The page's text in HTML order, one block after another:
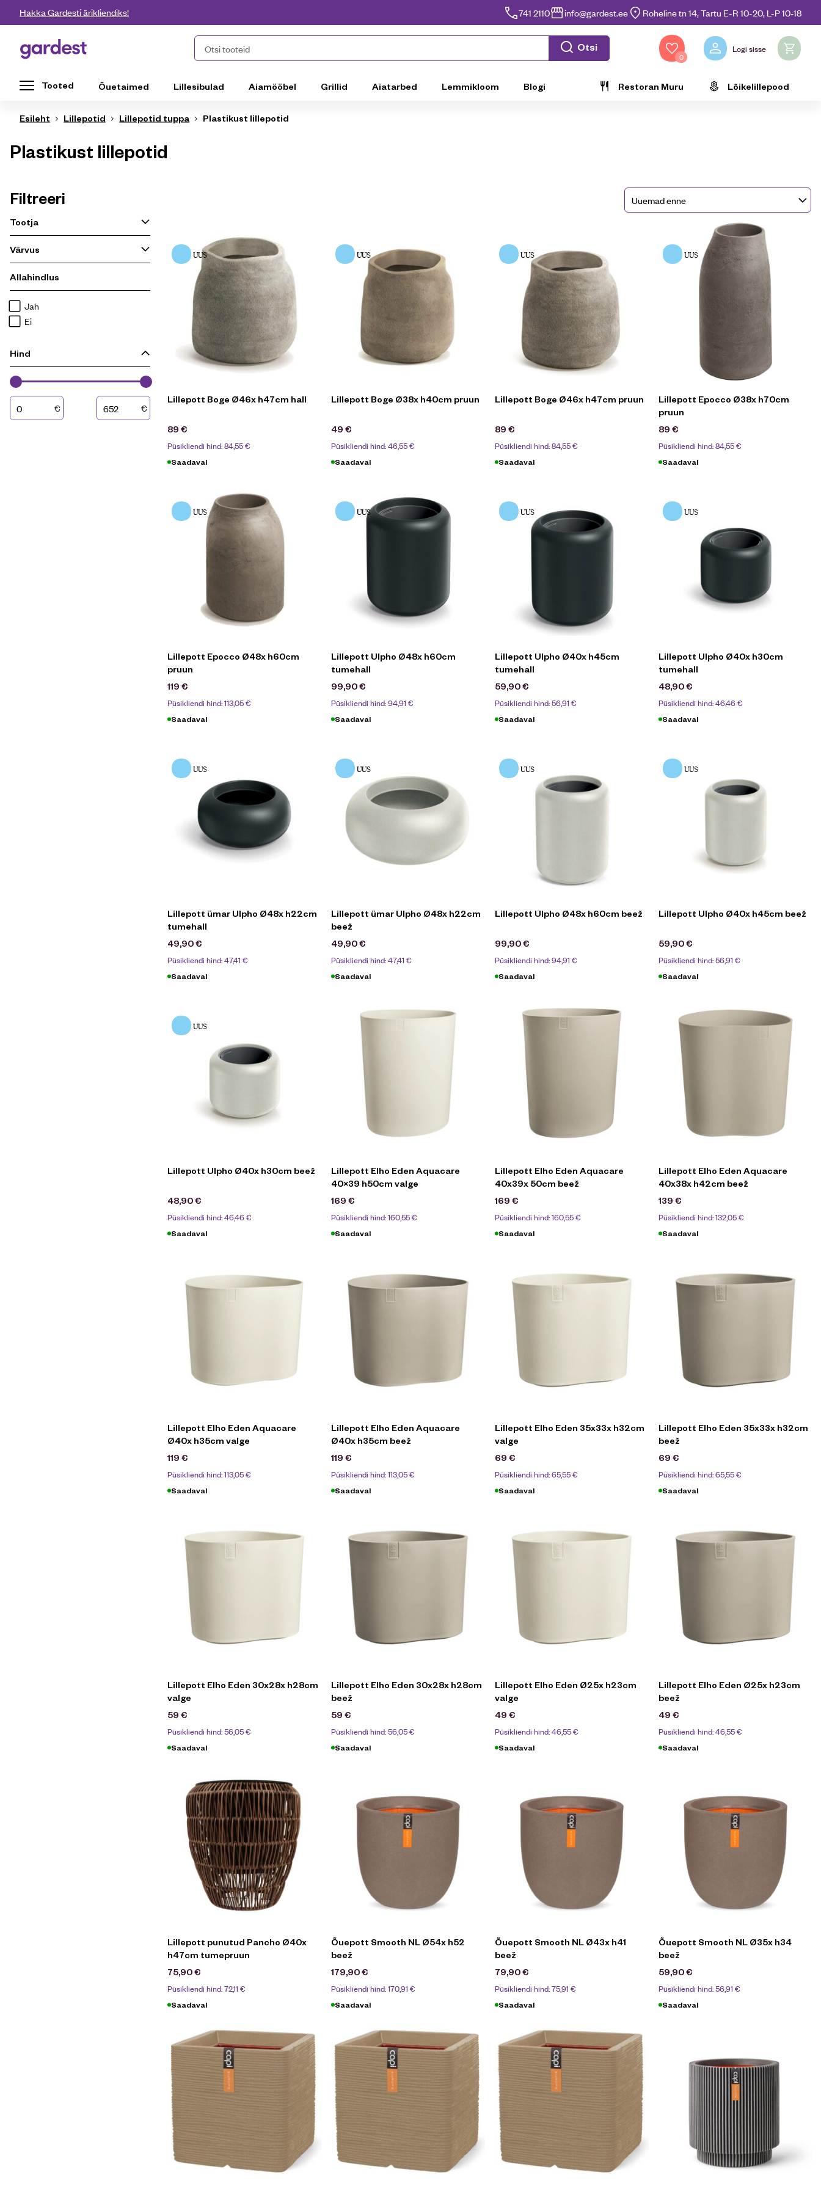
Liigu edasi põhisisu juurde
Hakka Gardesti ärikliendiks! 741 2110 info@gardest.ee Roheline tn 14, Tartu E-R 10-20, L-P 10-18
Gardest Otsi tooteid Otsi
0
Logi sisse
Tooted Õuetaimed Lillesibulad Aiamööbel Grillid Aiatarbed Lemmikloom Blogi Restoran Muru Lõikelillepood
Esileht Lillepotid Lillepotid tuppa Plastikust lillepotid
Plastikust lillepotid
Filtreeri
Tootja
Värvus
Allahindlus
Jah
Ei
Hind
€ €
UUS
Lillepott Boge Ø46x h47cm hall
89 €
Püsikliendi hind:84,55€
Saadaval
UUS
Lillepott Boge Ø38x h40cm pruun
49 €
Püsikliendi hind:46,55€
Saadaval
UUS
Lillepott Boge Ø46x h47cm pruun
89 €
Püsikliendi hind:84,55€
Saadaval
UUS
Lillepott Epocco Ø38x h70cm
pruun
89 €
Püsikliendi hind:84,55€
Saadaval
UUS
Lillepott Epocco Ø48x h60cm
pruun
119 €
Püsikliendi hind:113,05€
Saadaval
UUS
Lillepott Ulpho Ø48x h60cm
tumehall
99,90€
Püsikliendi hind:94,91 €
Saadaval
UUS
Lillepott Ulpho Ø40x h45cm
tumehall
59,90€
Püsikliendi hind:56,91 €
Saadaval
UUS
Lillepott Ulpho Ø40x h30cm
tumehall
48,90€
Püsikliendi hind:46,46€
Saadaval
UUS
Lillepott ümar Ulpho Ø48x h22cm
tumehall
49,90€
Püsikliendi hind:47,41 €
Saadaval
UUS
Lillepott ümar Ulpho Ø48x h22cm
beež
49,90€
Püsikliendi hind:47,41 €
Saadaval
UUS
Lillepott Ulpho Ø48x h60cm beež
99,90€
Püsikliendi hind:94,91 €
Saadaval
UUS
Lillepott Ulpho Ø40x h45cm beež
59,90€
Püsikliendi hind:56,91 €
Saadaval
UUS
Lillepott Ulpho Ø40x h30cm beež
48,90€
Püsikliendi hind:46,46€
Saadaval
Lillepott Elho Eden Aquacare
40×39 h50cm valge
169 €
Püsikliendi hind:160,55€
Saadaval
Lillepott Elho Eden Aquacare
40x39x 50cm beež
169 €
Püsikliendi hind:160,55€
Saadaval
Lillepott Elho Eden Aquacare
40x38x h42cm beež
139 €
Püsikliendi hind:132,05€
Saadaval
Lillepott Elho Eden Aquacare
Ø40x h35cm valge
119 €
Püsikliendi hind:113,05€
Saadaval
Lillepott Elho Eden Aquacare
Ø40x h35cm beež
119 €
Püsikliendi hind:113,05€
Saadaval
Lillepott Elho Eden 35x33x h32cm
valge
69 €
Püsikliendi hind:65,55€
Saadaval
Lillepott Elho Eden 35x33x h32cm
beež
69 €
Püsikliendi hind:65,55€
Saadaval
Lillepott Elho Eden 30x28x h28cm
valge
59 €
Püsikliendi hind:56,05€
Saadaval
Lillepott Elho Eden 30x28x h28cm
beež
59 €
Püsikliendi hind:56,05€
Saadaval
Lillepott Elho Eden Ø25x h23cm
valge
49 €
Püsikliendi hind:46,55€
Saadaval
Lillepott Elho Eden Ø25x h23cm
beež
49 €
Püsikliendi hind:46,55€
Saadaval
Lillepott punutud Pancho Ø40x
h47cm tumepruun
75,90€
Püsikliendi hind:72,11 €
Saadaval
Õuepott Smooth NL Ø54x h52
beež
179,90€
Püsikliendi hind:170,91 €
Saadaval
Õuepott Smooth NL Ø43x h41
beež
79,90€
Püsikliendi hind:75,91 €
Saadaval
Õuepott Smooth NL Ø35x h34
beež
59,90€
Püsikliendi hind:56,91 €
Saadaval